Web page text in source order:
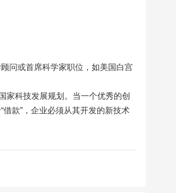
问或首席科学家职位，如美国白宫
家科技发展规划。当一个优秀的创
款”，企业必须从其开发的新技术